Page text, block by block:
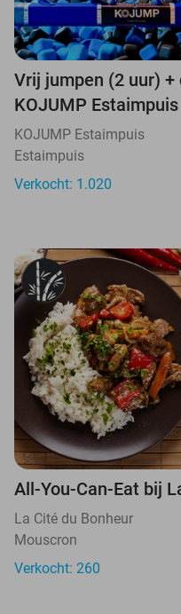
Vrij jumpen (2 uur)
KOJUMP Estaimpuis
KOJUMP Estaimpuis
Estaimpuis
Verkocht: 1.020
All-You-Can-Eat bij
La Cité du Bonheur
Mouscron
Verkocht: 260